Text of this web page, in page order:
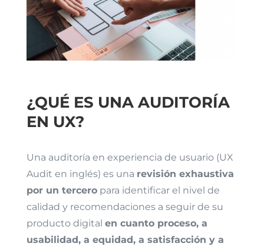
¿QUÉ ES UNA AUDITORÍA
EN UX?
Una auditoría en experiencia de usuario (UX
Audit en inglés) es una revisión exhaustiva
por un terceropara identificar el nivel de
calidad y recomendaciones a seguir de su
producto digital en cuanto proceso, a
usabilidad, a equidad, a satisfacción y a